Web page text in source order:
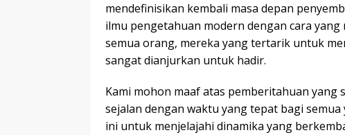
mendefinisikan kembali masa depan
ilmu pengetahuan modern dengan cara
semua orang, mereka yang tertarik untuk
sangat dianjurkan untuk hadir.
Kami mohon maaf atas pemberitahuan yang
sejalan dengan waktu yang tepat bagi
ini untuk menjelajahi dinamika yang